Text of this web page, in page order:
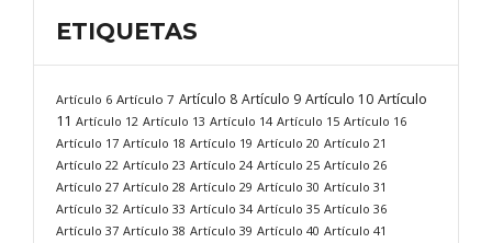
ETIQUETAS
Artículo 6 Artículo 7 Artículo 8 Artículo 9 Artículo 10 Artículo
11 Artículo 12 Artículo 13 Artículo 14 Artículo 15 Artículo 16
Artículo 17 Artículo 18 Artículo 19 Artículo 20 Artículo 21
Artículo 22 Artículo 23 Artículo 24 Artículo 25 Artículo 26
Artículo 27 Artículo 28 Artículo 29 Artículo 30 Artículo 31
Artículo 32 Artículo 33 Artículo 34 Artículo 35 Artículo 36
Artículo 37 Artículo 38 Artículo 39 Artículo 40 Artículo 41